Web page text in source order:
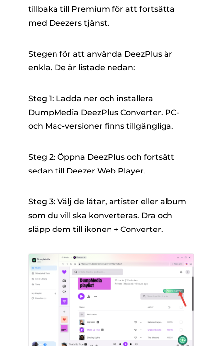
tillbaka till Premium för att fortsätta
med Deezers tjänst.
Stegen för att använda DeezPlus är
enkla. De är listade nedan:
Steg 1: Ladda ner och installera
DumpMedia DeezPlus Converter. PC-
och Mac-versioner finns tillgängliga.
Steg 2: Öppna DeezPlus och fortsätt
sedan till Deezer Web Player.
Steg 3: Välj de låtar, artister eller album
som du vill ska konverteras. Dra och
släpp dem till ikonen + Converter.